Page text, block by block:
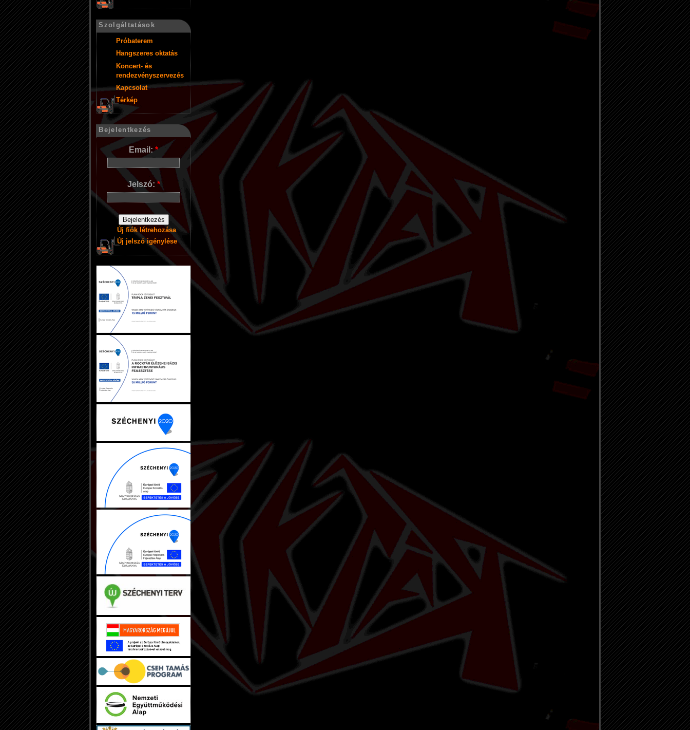
Szolgáltatások
Próbaterem
Hangszeres oktatás
Koncert- és
rendezvényszervezés
Kapcsolat
Térkép
Bejelentkezés
Email:*
Jelszó: *
Új fiók létrehozása
Új jelszó igénylése